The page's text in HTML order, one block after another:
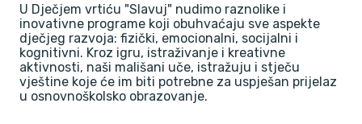
U Dječjem vrtiću "Slavuj" nudimo raznolike i
inovativne programe koji obuhvaćaju sve aspekte
dječjeg razvoja: fizički, emocionalni, socijalni i
kognitivni. Kroz igru, istraživanje i kreativne
aktivnosti, naši mališani uče, istražuju i stječu
vještine koje će im biti potrebne za uspješan prijelaz
u osnovnoškolsko obrazovanje.